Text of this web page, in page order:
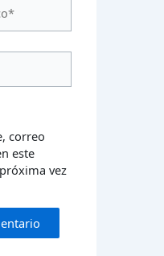
correo
este
vez